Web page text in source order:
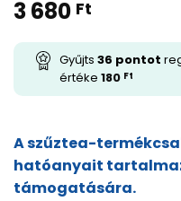
3 680 Ft
Gyűjts 36 pontot
értéke 180 Ft
A szűztea-
hatóanyait
támogatására.